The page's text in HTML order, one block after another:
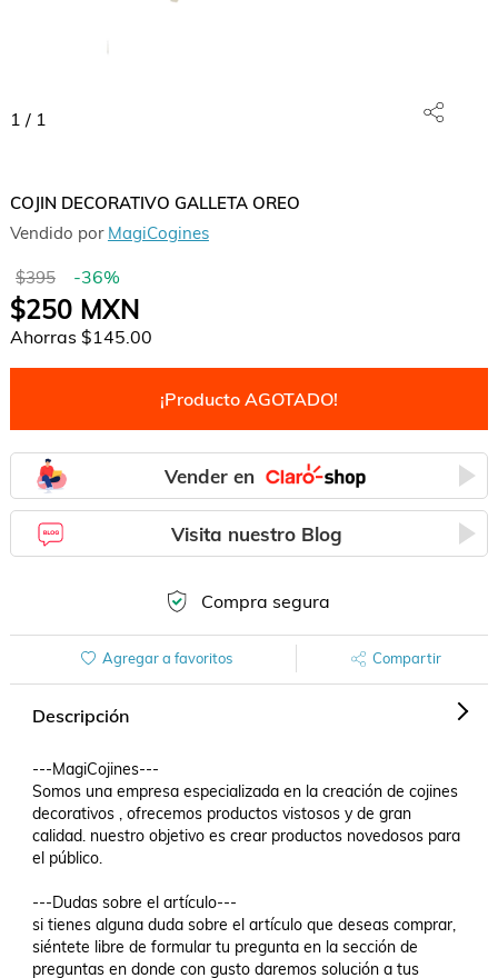
1 / 1
COJIN DECORATIVO GALLETA OREO
Vendido por MagiCogines
$395 -36%
$250MXN
Ahorras $145.00
¡Producto AGOTADO!
Vender en
Visita nuestro Blog
Compra segura
Agregar a favoritos Compartir
Descripción
---MagiCojines---
Somos una empresa especializada en la creación de cojines
decorativos , ofrecemos productos vistosos y de gran
calidad. nuestro objetivo es crear productos novedosos para
el público.
---Dudas sobre el artículo---
si tienes alguna duda sobre el artículo que deseas comprar,
siéntete libre de formular tu pregunta en la sección de
preguntas en donde con gusto daremos solución a tus